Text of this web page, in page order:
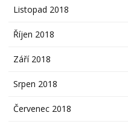
Listopad 2018
Říjen 2018
Září 2018
Srpen 2018
Červenec 2018